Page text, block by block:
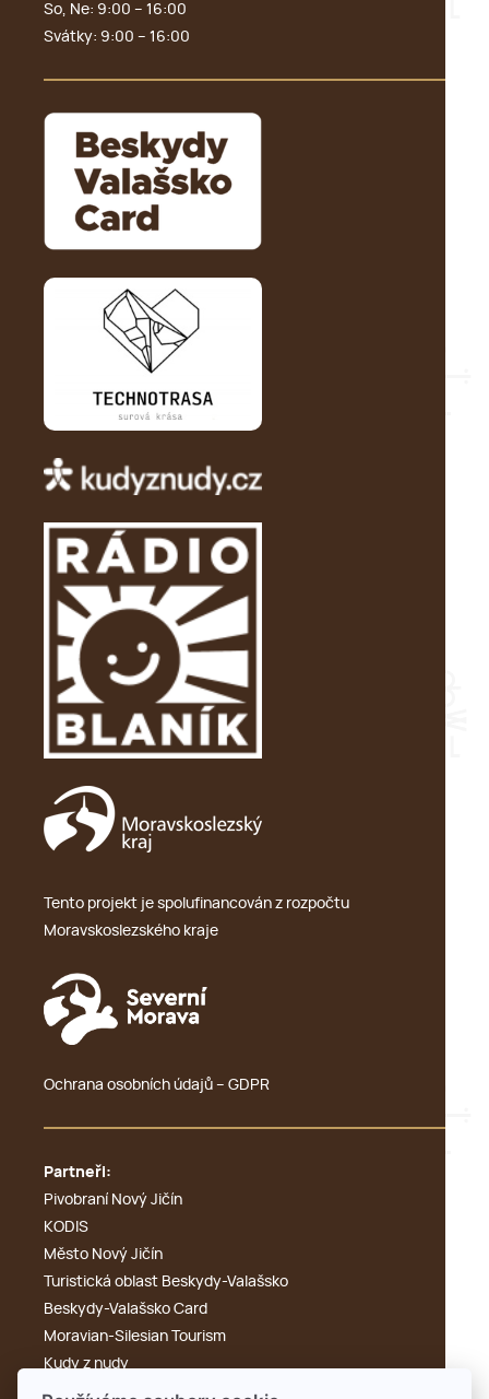
So, Ne: 9:00 – 16:00
Svátky: 9:00 – 16:00
Tento projekt je spolufinancován z rozpočtu
Moravskoslezského kraje
Ochrana osobních údajů – GDPR
Partneři:
Pivobraní Nový Jičín
KODIS
Město Nový Jičín
Turistická oblast Beskydy-Valašsko
Beskydy-Valašsko Card
Moravian-Silesian Tourism
Kudy z nudy
Výletník